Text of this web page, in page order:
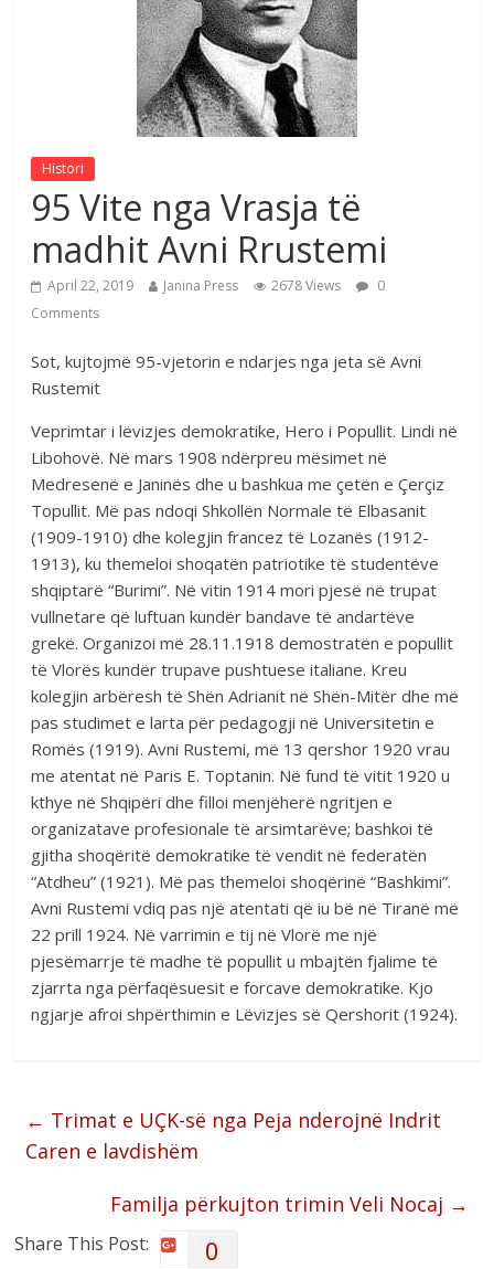
Histori
95 Vite nga Vrasja të
madhit Avni Rrustemi
April 22, 2019 Janina Press 2678 Views
0
Comments
Sot, kujtojmë 95-vjetorin e ndarjes nga jeta së Avni
Rustemit
Veprimtar i lëvizjes demokratike, Hero i Popullit. Lindi në
Libohovë. Në mars 1908 ndërpreu mësimet në
Medresenë e Janinës dhe u bashkua me çetën e Çerçiz
Topullit. Më pas ndoqi Shkollën Normale të Elbasanit
(1909-1910) dhe kolegjin francez të Lozanës (1912-
1913), ku themeloi shoqatën patriotike të studentëve
shqiptarë “Burimi”. Në vitin 1914 mori pjesë në trupat
vullnetare që luftuan kundër bandave të andartëve
grekë. Organizoi më 28.11.1918 demostratën e popullit
të Vlorës kundër trupave pushtuese italiane. Kreu
kolegjin arbëresh të Shën Adrianit në Shën-Mitër dhe më
pas studimet e larta për pedagogji në Universitetin e
Romës (1919). Avni Rustemi, më 13 qershor 1920 vrau
me atentat në Paris E. Toptanin. Në fund të vitit 1920 u
kthye në Shqipëri dhe filloi menjëherë ngritjen e
organizatave profesionale të arsimtarëve; bashkoi të
gjitha shoqëritë demokratike të vendit në federatën
“Atdheu” (1921). Më pas themeloi shoqërinë “Bashkimi”.
Avni Rustemi vdiq pas një atentati që iu bë në Tiranë më
22 prill 1924. Në varrimin e tij në Vlorë me një
pjesëmarrje të madhe të popullit u mbajtën fjalime të
zjarrta nga përfaqësuesit e forcave demokratike. Kjo
ngjarje afroi shpërthimin e Lëvizjes së Qershorit (1924).
← Trimat e UÇK-së nga Peja nderojnë Indrit
Caren e lavdishëm
Familja përkujton trimin Veli Nocaj →
Share This Post: 0